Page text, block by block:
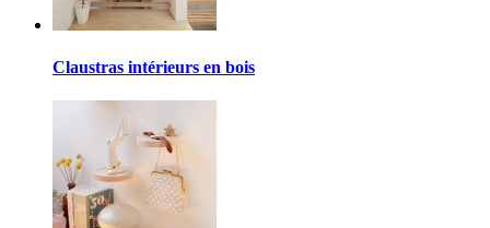
Claustras intérieurs en bois